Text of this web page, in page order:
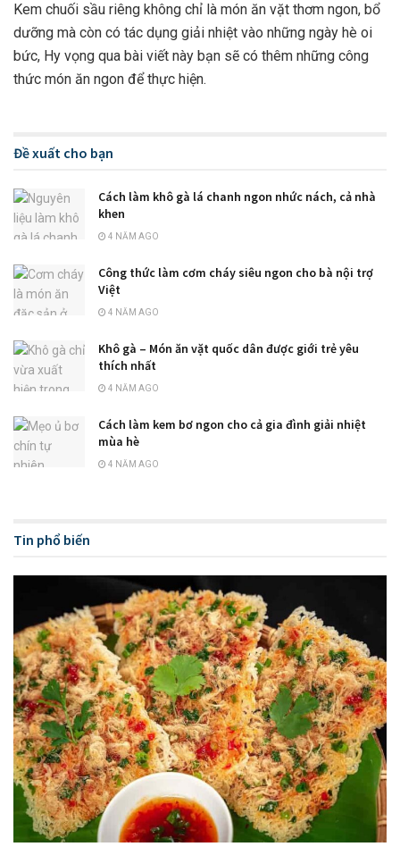
Kem chuối sầu riêng không chỉ là món ăn vặt thơm ngon, bổ
dưỡng mà còn có tác dụng giải nhiệt vào những ngày hè oi
bức, Hy vọng qua bài viết này bạn sẽ có thêm những công
thức món ăn ngon để thực hiện.
Đề xuất cho bạn
Cách làm khô gà lá chanh ngon nhức nách, cả nhà
khen
4 NĂM AGO
Công thức làm cơm cháy siêu ngon cho bà nội trợ
Việt
4 NĂM AGO
Khô gà – Món ăn vặt quốc dân được giới trẻ yêu
thích nhất
4 NĂM AGO
Cách làm kem bơ ngon cho cả gia đình giải nhiệt
mùa hè
4 NĂM AGO
Tin phổ biến